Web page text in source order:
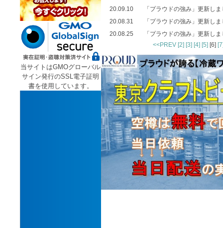
20.09.10 「プラウドの強み」更新し
20.08.31 「プラウドの強み」更新し
20.08.25
「プラウドの強み」更新し
<<PREV [2] [3] [4] [5] [6]
当サイトはGMOグローバル
サイン発行のSSL電子証明
書を使用しています。